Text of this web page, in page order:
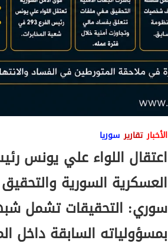
الأخبار تقارير سوريا
اعتقال اللواء علي يونس
العسكرية السورية
سوري: التحقيقات تشمل
بمسؤولياته السابقة داخل